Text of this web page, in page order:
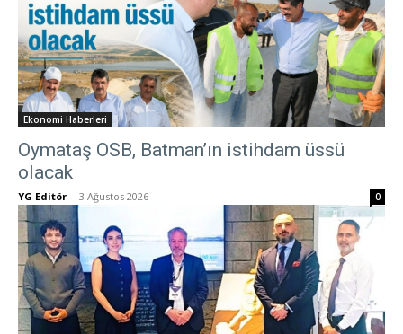
Ekonomi Haberleri
Oymataş OSB, Batman’ın istihdam üssü
olacak
YG Editör - 3 Ağustos 2026 0